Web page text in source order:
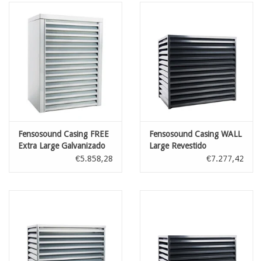
Fensosound Casing FREE
Extra Large Galvanizado
€5.858,28
Fensosound Casing WALL
Large Revestido
€7.277,42